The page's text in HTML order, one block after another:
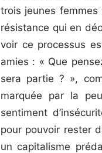
trois jeunes
résistance qui en
voir ce processus
amies : « Que
sera partie ? »,
marquée par la
sentiment
pour pouvoir rester
un capitalisme